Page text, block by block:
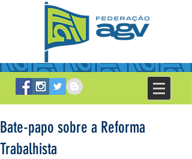
Bate-papo sobre a Reforma
Trabalhista